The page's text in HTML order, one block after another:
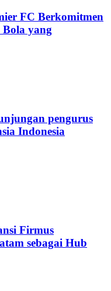
FC Berkomitmen
Bola yang
pengurus
Indonesia
Firmus
sebagai Hub